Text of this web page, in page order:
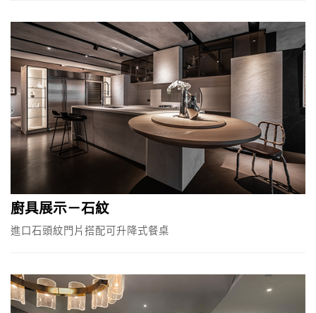
廚具展示－石紋
進口石頭紋門片搭配可升降式餐桌